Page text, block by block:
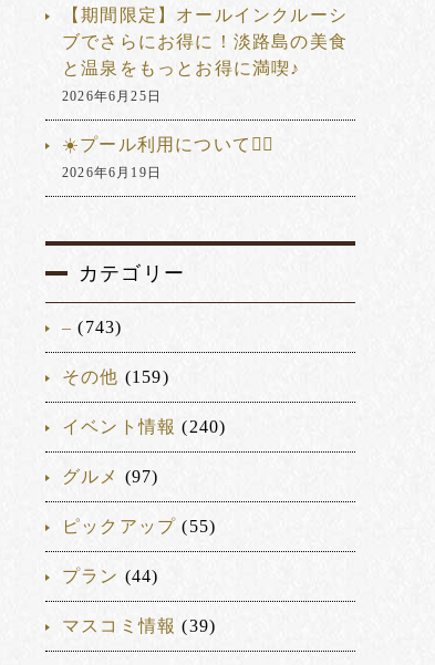
【期間限定】オールインクルーシ
ブでさらにお得に！淡路島の美食
と温泉をもっとお得に満喫♪
2026年6月25日
☀️プール利用について🏊‍♂️
2026年6月19日
カテゴリー
– (743)
その他 (159)
イベント情報 (240)
グルメ (97)
ピックアップ (55)
プラン (44)
マスコミ情報 (39)